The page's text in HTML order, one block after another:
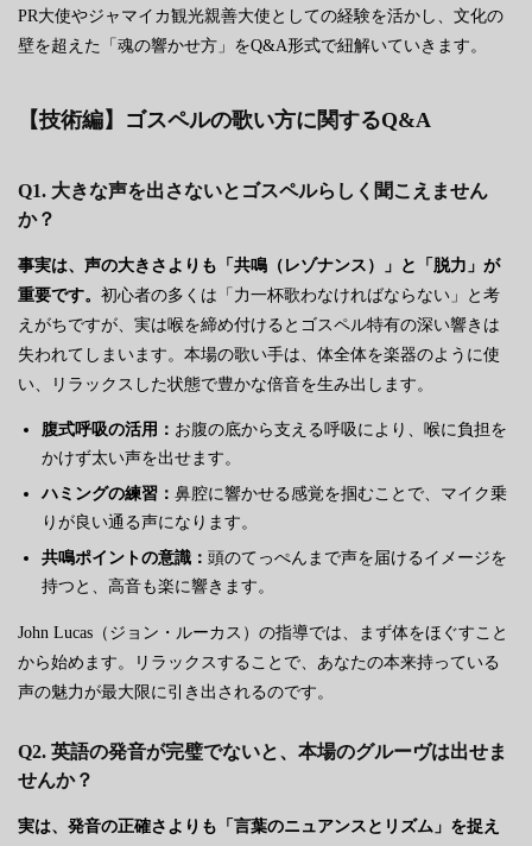
PR大使やジャマイカ観光親善大使としての経験を活かし、文化の
壁を超えた「魂の響かせ方」をQ&A形式で紐解いていきます。
【技術編】ゴスペルの歌い方に関するQ&A
Q1. 大きな声を出さないとゴスペルらしく聞こえません
か？
事実は、声の大きさよりも「共鳴（レゾナンス）」と「脱力」が
重要です。 初心者の多くは「力一杯歌わなければならない」と考
えがちですが、実は喉を締め付けるとゴスペル特有の深い響きは
失われてしまいます。本場の歌い手は、体全体を楽器のように使
い、リラックスした状態で豊かな倍音を生み出します。
腹式呼吸の活用： お腹の底から支える呼吸により、喉に負担を
かけず太い声を出せます。
ハミングの練習： 鼻腔に響かせる感覚を掴むことで、マイク乗
りが良い通る声になります。
共鳴ポイントの意識： 頭のてっぺんまで声を届けるイメージを
持つと、高音も楽に響きます。
John Lucas（ジョン・ルーカス）の指導では、まず体をほぐすこと
から始めます。リラックスすることで、あなたの本来持っている
声の魅力が最大限に引き出されるのです。
Q2. 英語の発音が完璧でないと、本場のグルーヴは出せま
せんか？
実は、発音の正確さよりも「言葉のニュアンスとリズム」を捉え